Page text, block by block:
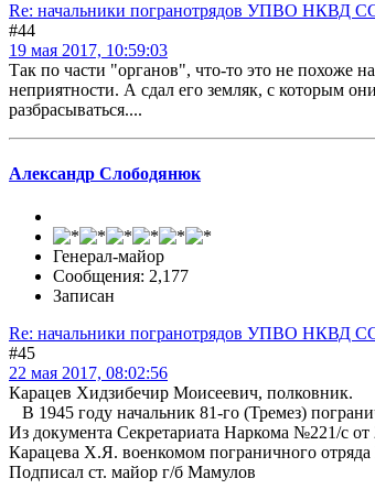
Re: начальники погранотрядов УПВО НКВД
#44
19 мая 2017, 10:59:03
Так по части "органов", что-то это не похоже
неприятности. А сдал его земляк, с которым
разбрасываться....
Александр Слободянюк
Генерал-майор
Сообщения: 2,177
Записан
Re: начальники погранотрядов УПВО НКВД
#45
22 мая 2017, 08:02:56
Карацев Хидзибечир Моисеевич, полковник.
В 1945 году начальник 81-го (Тремез)
Из документа Секретариата Наркома №221/с
Карацева Х.Я. военкомом пограничного отряда
Подписал ст. майор г/б Мамулов